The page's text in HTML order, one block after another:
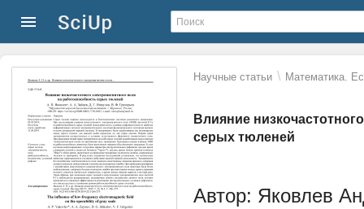
Научные статьи \ Математика.
Влияние
серых тюленей
Автор: Яковлев